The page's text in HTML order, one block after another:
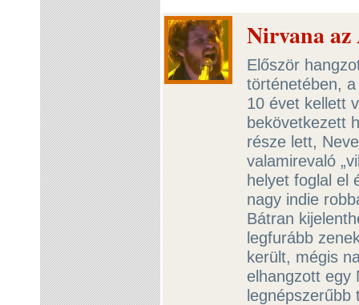
Nirvana
Először
történetében,
10 évet kellett
bekövetkezett
része lett,
valamirevaló
helyet foglal el
nagy indie
Bátran
legfurább
került, mégis
elhangzott egy